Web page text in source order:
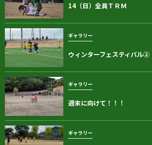
14（日）全員ＴＲＭ
ギャラリー
ウィンターフェスティバル②
ギャラリー
週末に向けて！！！
ギャラリー